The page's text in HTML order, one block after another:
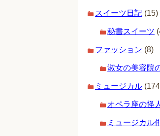
スイーツ日記 (15)
秘書スイーツ
ファッション (8)
淑女の美容院
ミュージカル
オペラ座の怪人
ミュージカル